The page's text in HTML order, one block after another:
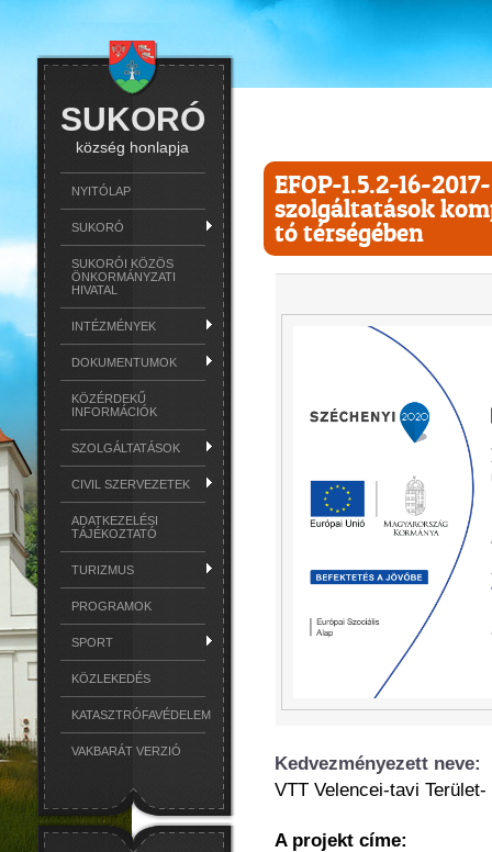
SUKORÓ
község honlapja
NYITÓLAP
SUKORÓ
SUKORÓI KÖZÖS
ÖNKORMÁNYZATI
HIVATAL
INTÉZMÉNYEK
DOKUMENTUMOK
KÖZÉRDEKŰ
INFORMÁCIÓK
SZOLGÁLTATÁSOK
CIVIL SZERVEZETEK
ADATKEZELÉSI
TÁJÉKOZTATÓ
TURIZMUS
PROGRAMOK
SPORT
KÖZLEKEDÉS
KATASZTRÓFAVÉDELEM
VAKBARÁT VERZIÓ
EFOP-1.5.2-16-
szolgáltatások
tó térségében
Kedvezményezett neve:
VTT Velencei-tavi
A projekt címe: